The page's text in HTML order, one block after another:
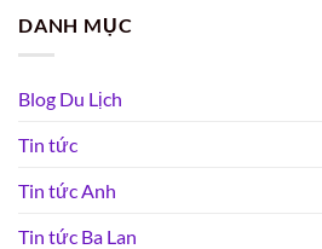
DANH MỤC
Blog Du Lịch
Tin tức
Tin tức Anh
Tin tức Ba Lan